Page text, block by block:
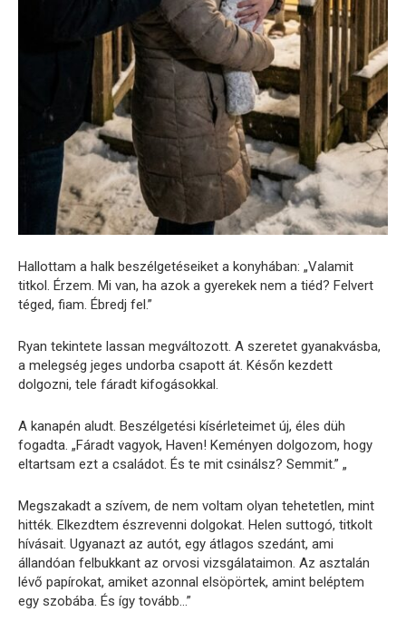
Hallottam a halk beszélgetéseiket a konyhában: „Valamit
titkol. Érzem. Mi van, ha azok a gyerekek nem a tiéd? Felvert
téged, fiam. Ébredj fel.”
Ryan tekintete lassan megváltozott. A szeretet gyanakvásba,
a melegség jeges undorba csapott át. Későn kezdett
dolgozni, tele fáradt kifogásokkal.
A kanapén aludt. Beszélgetési kísérleteimet új, éles düh
fogadta. „Fáradt vagyok, Haven! Keményen dolgozom, hogy
eltartsam ezt a családot. És te mit csinálsz? Semmit.” „
Megszakadt a szívem, de nem voltam olyan tehetetlen, mint
hitték. Elkezdtem észrevenni dolgokat. Helen suttogó, titkolt
hívásait. Ugyanazt az autót, egy átlagos szedánt, ami
állandóan felbukkant az orvosi vizsgálataimon. Az asztalán
lévő papírokat, amiket azonnal elsöpörtek, amint beléptem
egy szobába. És így tovább…”